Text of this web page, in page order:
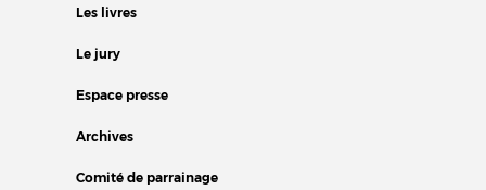
Les livres
Le jury
Espace presse
Archives
Comité de parrainage